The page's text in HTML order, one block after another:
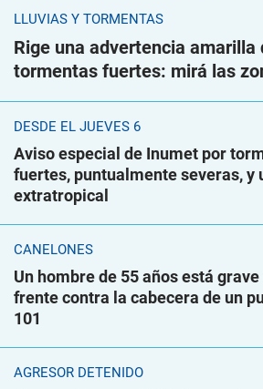
LLUVIAS Y TORMENTAS
Rige una advertencia amarilla
tormentas fuertes: mirá las
DESDE EL JUEVES 6
Aviso especial de Inumet por
fuertes, puntualmente severas, y
extratropical
CANELONES
Un hombre de 55 años está
frente contra la cabecera de un
101
AGRESOR DETENIDO